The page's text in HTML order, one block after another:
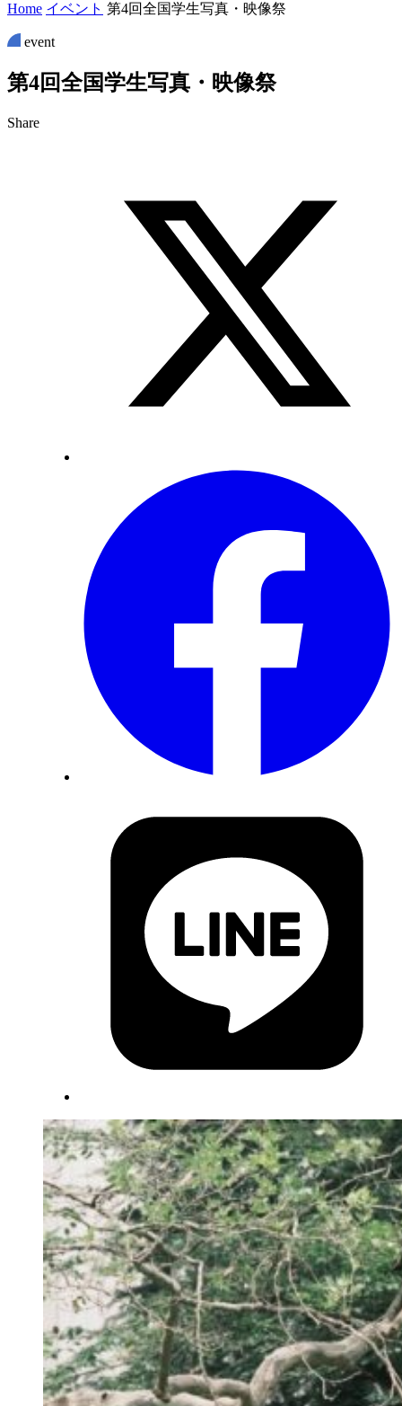
Home イベント 第4回全国学生写真・映像祭
event
第4回全国学生写真 ・ 映像祭
Share